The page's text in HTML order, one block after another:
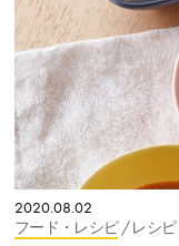
2020.08.02
フード・レシピ / レシピ